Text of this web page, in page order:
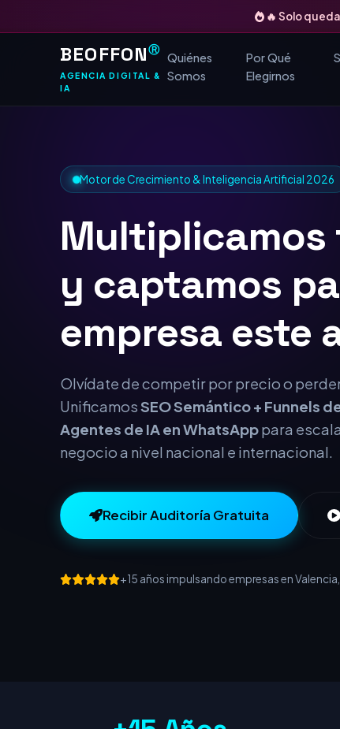
🔥 Solo
BEOFFONⓇ
AGENCIA DIGITAL &
IA
Quiénes
Somos
Por Qué
Elegirnos
Motor de Crecimiento & Inteligencia Artificial 2026
Multiplicamos
y captamos
Googlepara tu
este año.
Olvídate de competir por precio o
UnificamosSEO Semántico + Funnels
negocio a nivel nacional e internacional.